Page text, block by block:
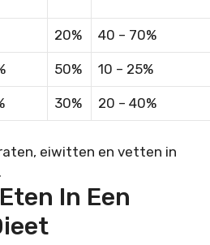
20% 40 – 70%
50% 10 – 25%
30% 20 – 40%
eiwitten en vetten in
In Een